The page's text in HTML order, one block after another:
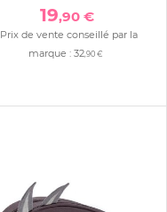
19,90 €
Prix de vente conseillé par la
marque : 32,90 €